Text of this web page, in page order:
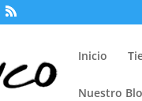
Inicio
Nuestro